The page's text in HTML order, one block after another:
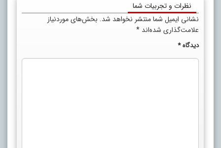
نظرات و تجربیات شما
نشانی ایمیل شما منتشر نخواهد شد. بخش‌های موردنیاز
علامت‌گذاری شده‌اند *
دیدگاه*